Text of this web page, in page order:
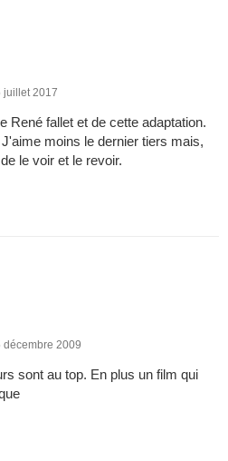
juillet 2017
René fallet et de cette adaptation.
moins le dernier tiers mais,
le voir et le revoir.
décembre 2009
sont au top. En plus un film qui